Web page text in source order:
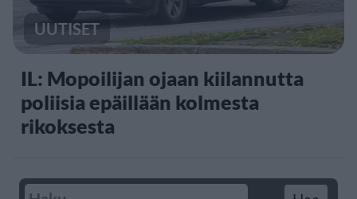
UUTISET
IL: Mopoilijan ojaan kiilannutta
poliisia epäillään kolmesta
rikoksesta